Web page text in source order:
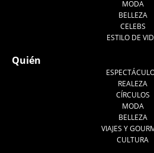
MODA
BELLEZA
CELEBS
ESTILO DE
Quién
REALEZA
CÍRCULOS
MODA
BELLEZA
VIAJES Y
CULTURA